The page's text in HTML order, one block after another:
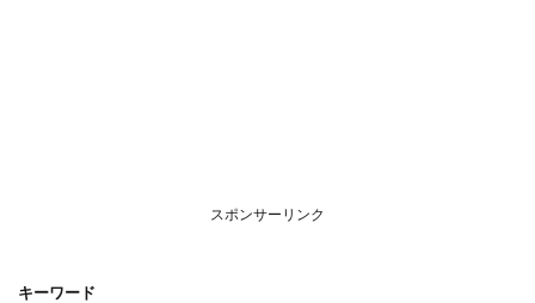
スポンサーリンク
キーワード